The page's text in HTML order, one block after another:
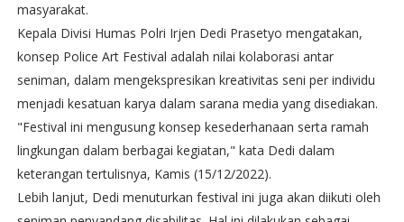
masyarakat.
Kepala Divisi Humas Polri Irjen Dedi Prasetyo mengatakan,
konsep Police Art Festival adalah nilai kolaborasi antar
seniman, dalam mengekspresikan kreativitas seni per individu
menjadi kesatuan karya dalam sarana media yang disediakan.
"Festival ini mengusung konsep kesederhanaan serta ramah
lingkungan dalam berbagai kegiatan," kata Dedi dalam
keterangan tertulisnya, Kamis (15/12/2022).
Lebih lanjut, Dedi menuturkan festival ini juga akan diikuti oleh